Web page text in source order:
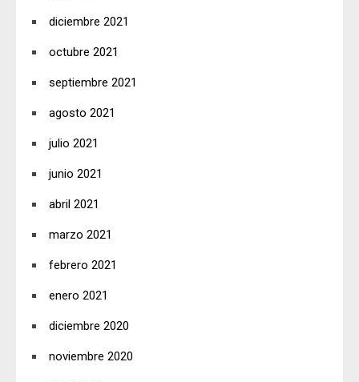
diciembre 2021
octubre 2021
septiembre 2021
agosto 2021
julio 2021
junio 2021
abril 2021
marzo 2021
febrero 2021
enero 2021
diciembre 2020
noviembre 2020